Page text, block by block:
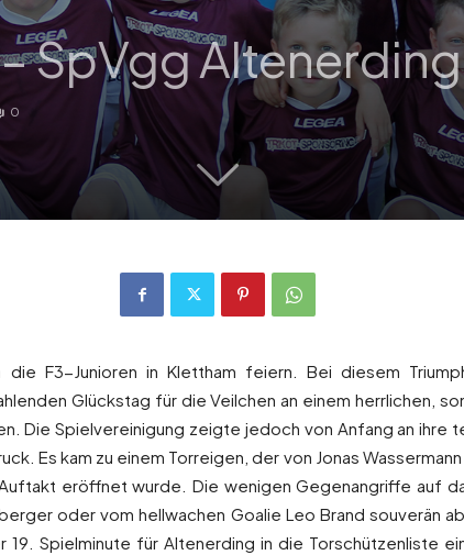
SpVgg Altenerding
0
F3-Junioren in Klettham feiern. Bei diesem
Glückstag für die Veilchen an einem herrlichen,
Die Spielvereinigung zeigte jedoch von Anfang an ihre
Es kam zu einem Torreigen, der von Jonas
eröffnet wurde. Die wenigen Gegenangriffe auf
oder vom hellwachen Goalie Leo Brand souverän
19. Spielminute für Altenerding in die Torschützenliste